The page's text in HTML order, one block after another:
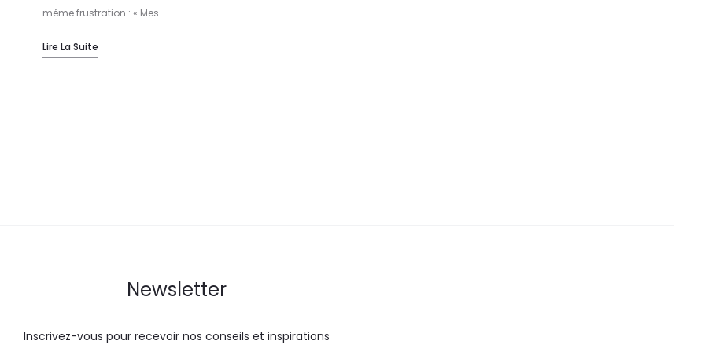
même frustration : « Mes…
Lire La Suite
Newsletter
Inscrivez-vous pour recevoir nos conseils et inspirations